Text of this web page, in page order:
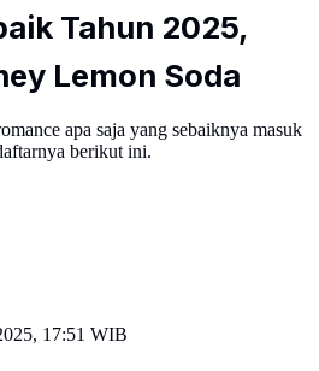
Tahun 2025,
Lemon Soda
apa saja yang sebaiknya masuk
berikut ini.
17:51 WIB